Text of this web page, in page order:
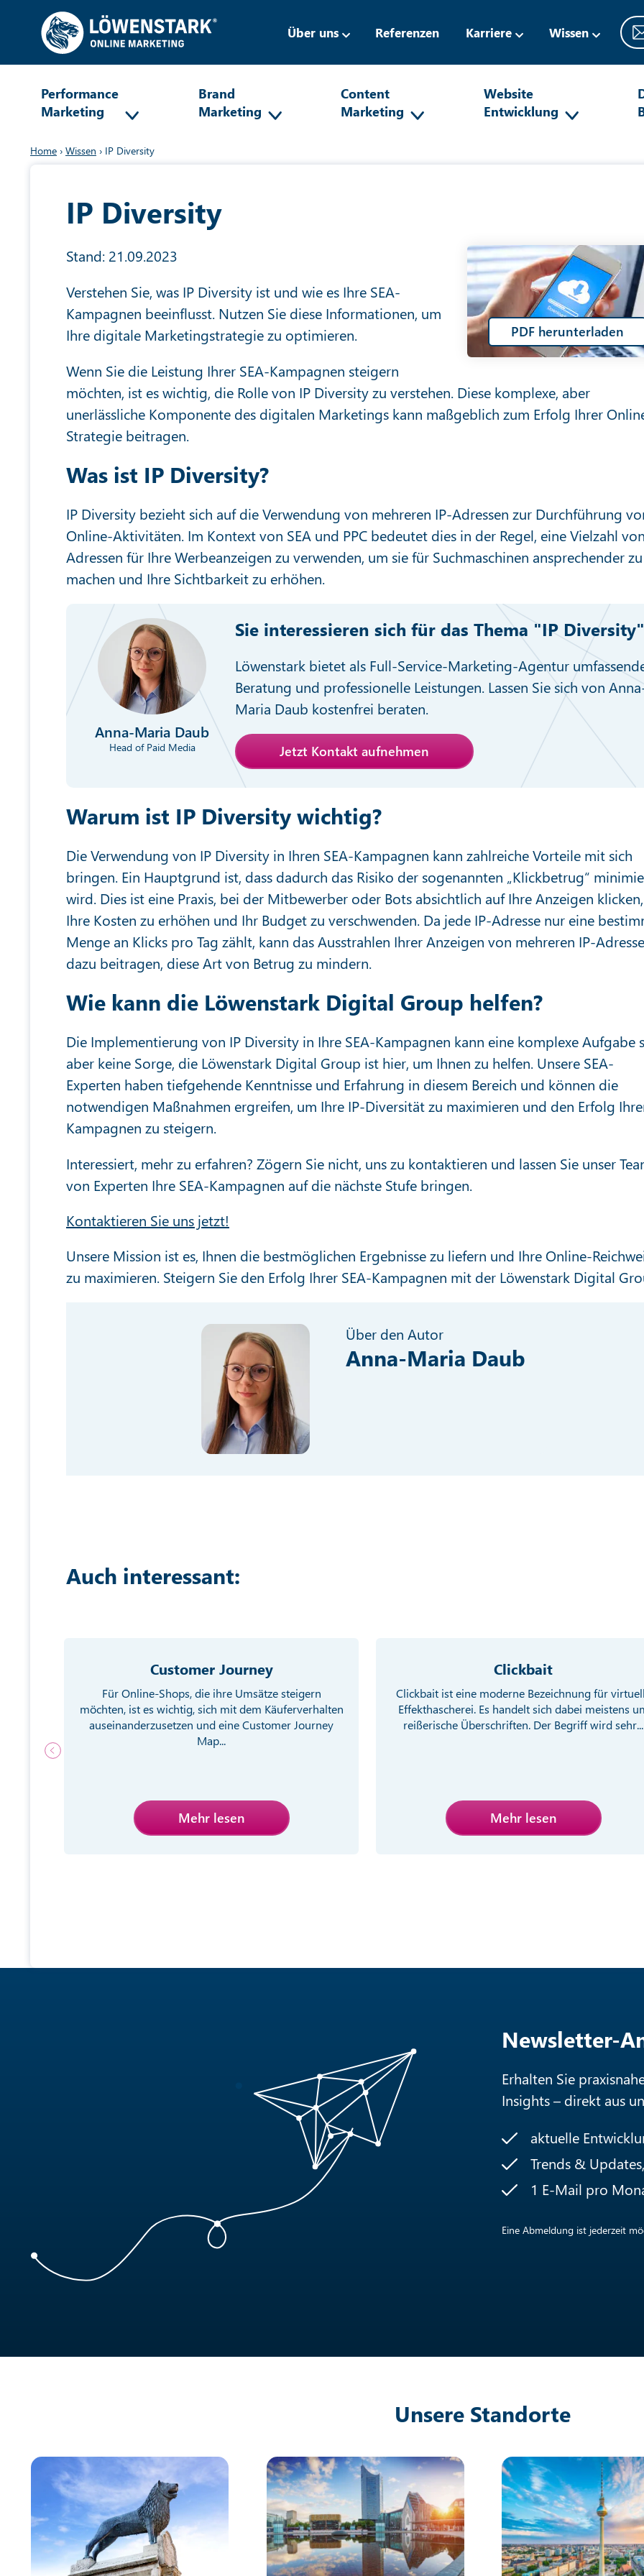
Über uns Referenzen Karriere Wissen
Performance
Marketing
Brand
Marketing
Content
Marketing
Website
Entwicklung
Home › Wissen › IP Diversity
IP Diversity
PDF herunterladen
Stand: 21.09.2023
Verstehen Sie, was IP Diversity ist und wie es Ihre SEA-
Kampagnen beeinflusst. Nutzen Sie diese Informationen, um
Ihre digitale Marketingstrategie zu optimieren.
Wenn Sie die Leistung Ihrer SEA-Kampagnen steigern
möchten, ist es wichtig, die Rolle von IP Diversity zu verstehen. Diese komplexe, aber
unerlässliche Komponente des digitalen Marketings kann maßgeblich zum Erfolg Ihrer
Strategie beitragen.
Was ist IP Diversity?
IP Diversity bezieht sich auf die Verwendung von mehreren IP-Adressen zur Durchführung
Online-Aktivitäten. Im Kontext von SEA und PPC bedeutet dies in der Regel, eine Vielzahl
Adressen für Ihre Werbeanzeigen zu verwenden, um sie für Suchmaschinen ansprechender zu
machen und Ihre Sichtbarkeit zu erhöhen.
Anna-Maria Daub
Head of Paid Media
Sie interessieren sich für das Thema "IP Diversity"
Löwenstark bietet als Full-Service-Marketing-Agentur
Beratung und professionelle Leistungen. Lassen Sie sich von
Maria Daub kostenfrei beraten.
Jetzt Kontakt aufnehmen
Warum ist IP Diversity wichtig?
Die Verwendung von IP Diversity in Ihren SEA-Kampagnen kann zahlreiche Vorteile mit sich
bringen. Ein Hauptgrund ist, dass dadurch das Risiko der sogenannten „Klickbetrug“
wird. Dies ist eine Praxis, bei der Mitbewerber oder Bots absichtlich auf Ihre Anzeigen
Ihre Kosten zu erhöhen und Ihr Budget zu verschwenden. Da jede IP-Adresse nur eine
Menge an Klicks pro Tag zählt, kann das Ausstrahlen Ihrer Anzeigen von mehreren IP-
dazu beitragen, diese Art von Betrug zu mindern.
Wie kann die Löwenstark Digital Group helfen?
Die Implementierung von IP Diversity in Ihre SEA-Kampagnen kann eine komplexe Aufgabe
aber keine Sorge, die Löwenstark Digital Group ist hier, um Ihnen zu helfen. Unsere SEA-
Experten haben tiefgehende Kenntnisse und Erfahrung in diesem Bereich und können die
notwendigen Maßnahmen ergreifen, um Ihre IP-Diversität zu maximieren und den Erfolg
Kampagnen zu steigern.
Interessiert, mehr zu erfahren? Zögern Sie nicht, uns zu kontaktieren und lassen Sie unser
von Experten Ihre SEA-Kampagnen auf die nächste Stufe bringen.
Kontaktieren Sie uns jetzt!
Unsere Mission ist es, Ihnen die bestmöglichen Ergebnisse zu liefern und Ihre Online-
zu maximieren. Steigern Sie den Erfolg Ihrer SEA-Kampagnen mit der Löwenstark Digital
Über den Autor
Anna-Maria Daub
Auch interessant:
Customer Journey
Für Online-Shops, die ihre Umsätze steigern
möchten, ist es wichtig, sich mit dem Käuferverhalten
auseinanderzusetzen und eine Customer Journey
Map...
Mehr lesen
Clickbait
Clickbait ist eine moderne Bezeichnung für
Effekthascherei. Es handelt sich dabei meistens
reißerische Überschriften. Der Begriff wird sehr...
Mehr lesen
Newsletter-
Erhalten Sie
Insights – direkt aus
aktuelle
Trends &
1 E-Mail pro
Eine Abmeldung ist jederzeit
Unsere Standorte